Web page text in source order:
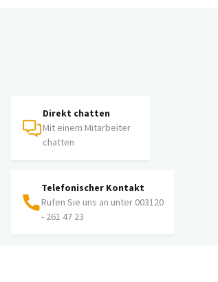
Direkt chatten
Mit einem Mitarbeiter
chatten
Telefonischer Kontakt
Rufen Sie uns an unter 003120
- 261 47 23